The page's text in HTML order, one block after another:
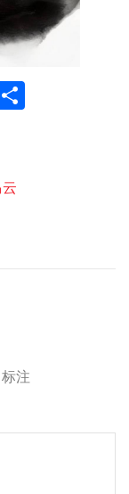
Twitter
标注